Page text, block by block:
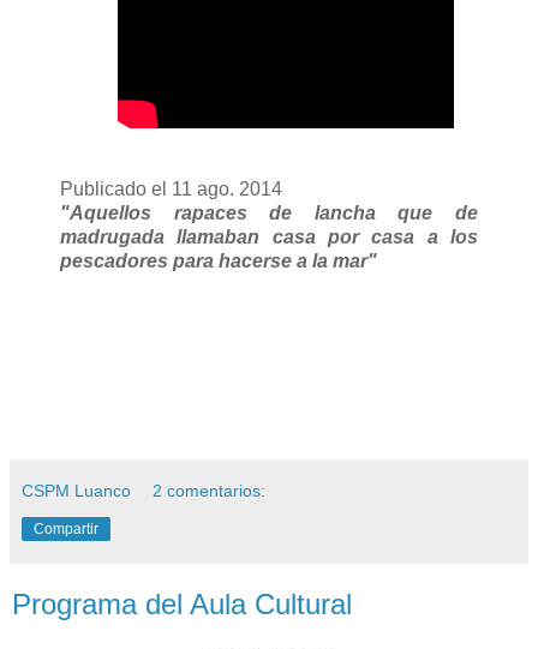
Publicado el 11 ago. 2014
"Aquellos rapaces de lancha que de
madrugada llamaban casa por casa a los
pescadores para hacerse a la mar"
CSPM Luanco 2 comentarios:
Compartir
Programa del Aula Cultural